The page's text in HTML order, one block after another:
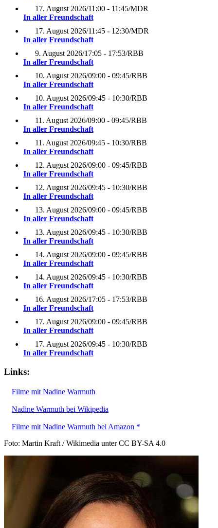
17. August 2026/11:00 - 11:45/MDR
In aller Freundschaft
17. August 2026/11:45 - 12:30/MDR
In aller Freundschaft
9. August 2026/17:05 - 17:53/RBB
In aller Freundschaft
10. August 2026/09:00 - 09:45/RBB
In aller Freundschaft
10. August 2026/09:45 - 10:30/RBB
In aller Freundschaft
11. August 2026/09:00 - 09:45/RBB
In aller Freundschaft
11. August 2026/09:45 - 10:30/RBB
In aller Freundschaft
12. August 2026/09:00 - 09:45/RBB
In aller Freundschaft
12. August 2026/09:45 - 10:30/RBB
In aller Freundschaft
13. August 2026/09:00 - 09:45/RBB
In aller Freundschaft
13. August 2026/09:45 - 10:30/RBB
In aller Freundschaft
14. August 2026/09:00 - 09:45/RBB
In aller Freundschaft
14. August 2026/09:45 - 10:30/RBB
In aller Freundschaft
16. August 2026/17:05 - 17:53/RBB
In aller Freundschaft
17. August 2026/09:00 - 09:45/RBB
In aller Freundschaft
17. August 2026/09:45 - 10:30/RBB
In aller Freundschaft
Links:
Filme mit Nadine Warmuth
Nadine Warmuth bei Wikipedia
Filme mit Nadine Warmuth bei Amazon *
Foto: Martin Kraft / Wikimedia unter CC BY-SA 4.0